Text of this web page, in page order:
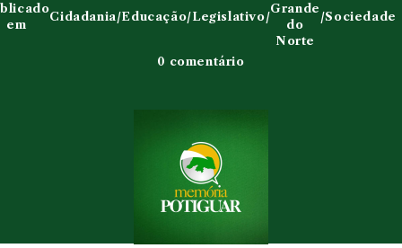
em
Cidadania/Educação/Legislativo/
Grande
do
Norte
/Sociedade
0 comentário